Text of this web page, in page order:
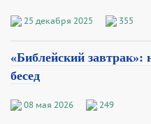
25 декабря 2025 355
«Библейский
бесед
08 мая 2026 249